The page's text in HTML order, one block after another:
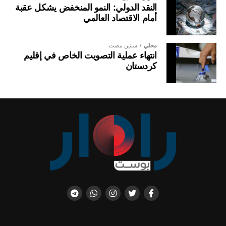
النقد الدولي: النمو المنخفض يشكل عقبة
أمام الاقتصاد العالمي
محلي سنتين مضت
انتهاء عملية التصويت الخاص في إقليم
كردستان